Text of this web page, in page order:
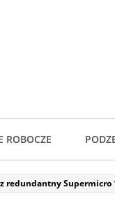
ROBOCZE
redundantny Supermicro